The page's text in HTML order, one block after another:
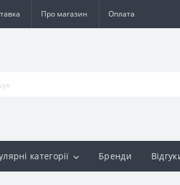
Про магазин Оплата
категорії Бренди